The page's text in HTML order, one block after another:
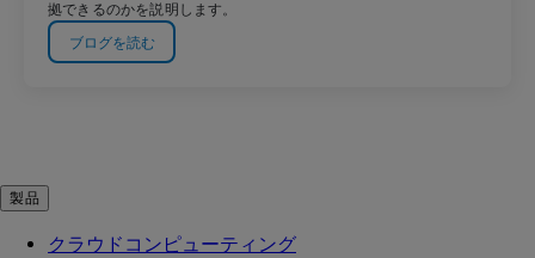
拠できるのかを説明します。
ブログを読む
製品
クラウドコンピューティング